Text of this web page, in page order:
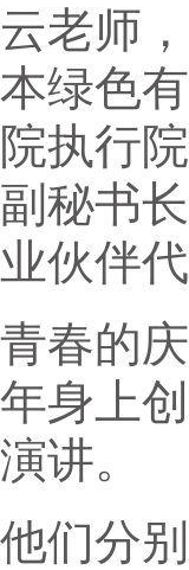
云老师
本绿色
院执行
副秘书
业伙伴
青春的
年身上
演讲。
他们分